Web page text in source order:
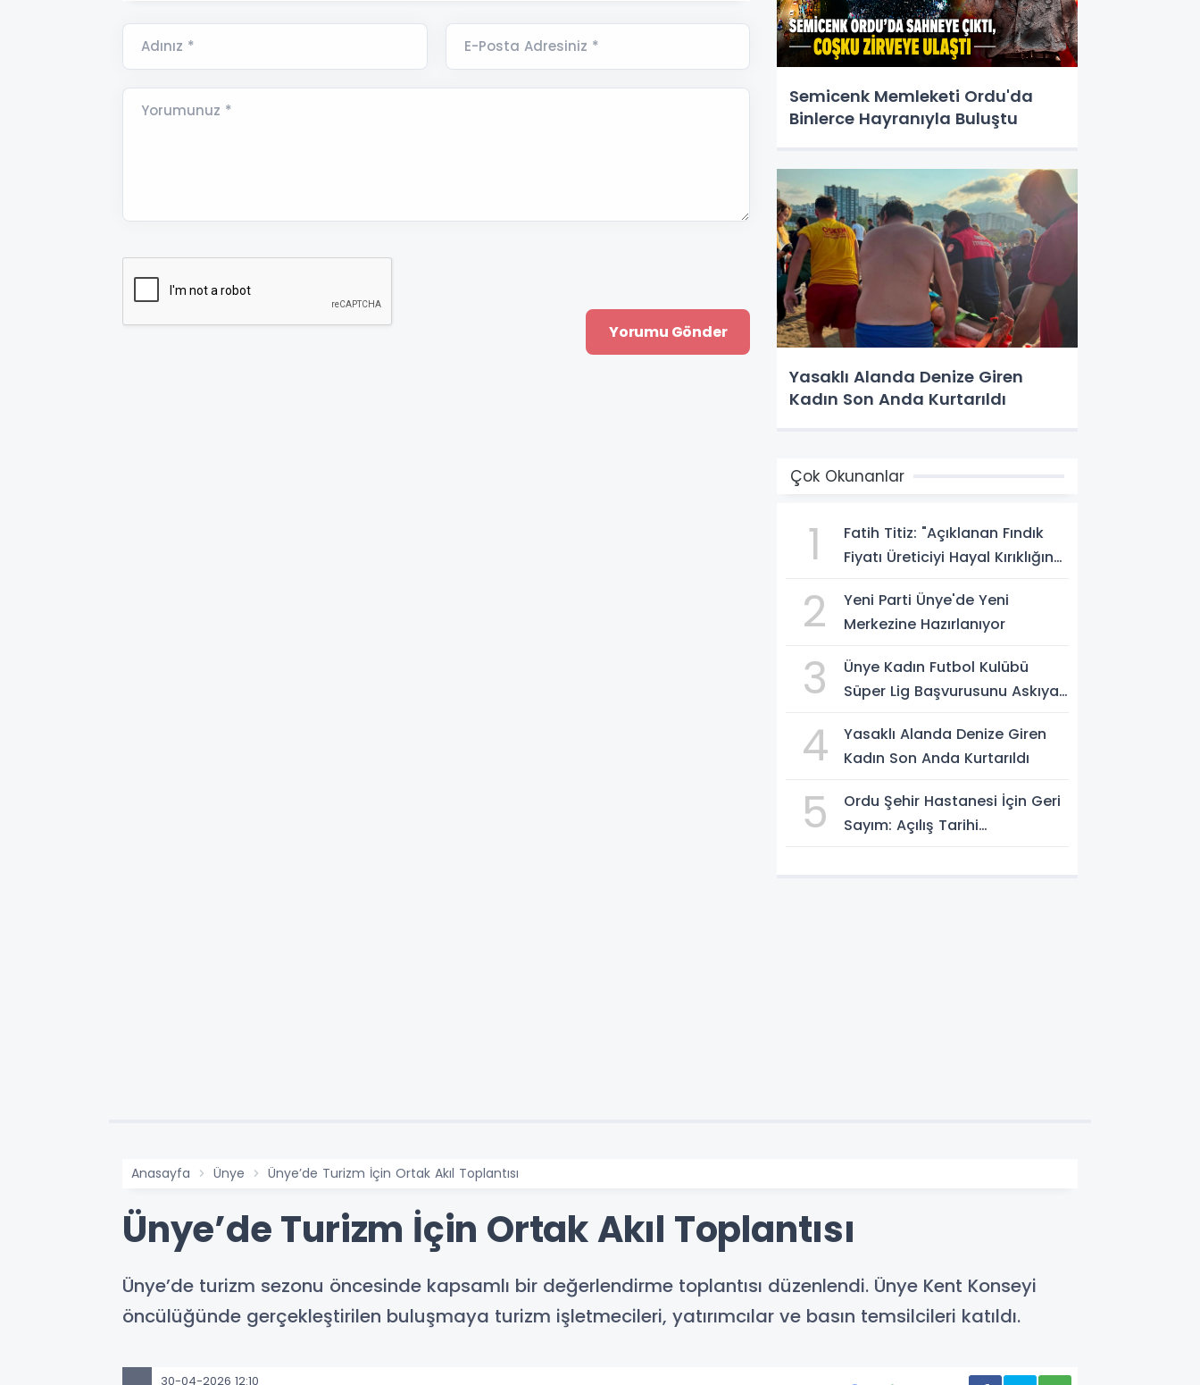
Adınız * E-Posta Adresiniz *
Yorumunuz *
Semicenk Memleketi Ordu'da
Binlerce Hayranıyla Buluştu
Yasaklı Alanda Denize Giren
Kadın Son Anda Kurtarıldı
Çok Okunanlar
1
Fatih Titiz: "Açıklanan Fındık
Fiyatı Üreticiyi Hayal Kırıklığına
2
Yeni Parti Ünye'de Yeni
Merkezine Hazırlanıyor
3
Ünye Kadın Futbol Kulübü
Süper Lig Başvurusunu Askıya
4
Yasaklı Alanda Denize Giren
Kadın Son Anda Kurtarıldı
5
Ordu Şehir Hastanesi İçin Geri
Sayım: Açılış Tarihi
Anasayfa Ünye Ünye’de Turizm İçin Ortak Akıl Toplantısı
Ünye’de Turizm İçin Ortak Akıl Toplantısı
Ünye’de turizm sezonu öncesinde kapsamlı bir değerlendirme toplantısı düzenlendi. Ünye Kent Konseyi
öncülüğünde gerçekleştirilen buluşmaya turizm işletmecileri, yatırımcılar ve basın temsilcileri katıldı.
30-04-2026 12:10